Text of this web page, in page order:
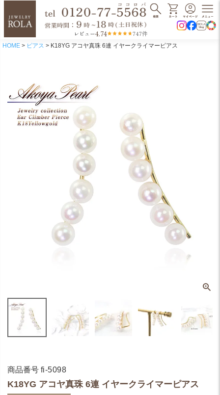
レビュー4.74 747件
HOME ピアス K18YG アコヤ真珠 6連 イヤークライマーピアス
商品番号 fi-5098
K18YG アコヤ真珠 6連 イヤークライマーピアス